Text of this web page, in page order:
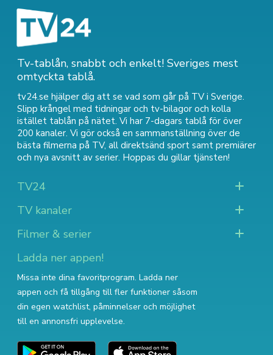
Tv-tablån, snabbt och enkelt! Sveriges mest
omtyckta tablå.
tv24.se hjälper dig att se vad som går på TV i Sverige.
Slipp krångel med tidningar och tv-bilagor och kolla
istället tablån på nätet. Vi har 7-dagars tablå för över
200 kanaler. Vi gör också en sammanställning över de
bästa filmerna på TV, all direktsänd sport samt premiärer
och nya avsnitt av serier. Hoppas du gillar tjänsten!
TV24
TV kanaler
Filmer & serier
Ladda ner appen!
Missa inte dina favoritprogram. Ladda ner
appen och få tillgång till fler funktioner såsom
din egen watchlist, påminnelser och möjlighet
till en annonsfri upplevelse.